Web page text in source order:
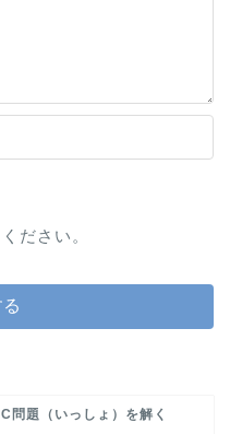
ださい。
問題（いっしょ）を解く